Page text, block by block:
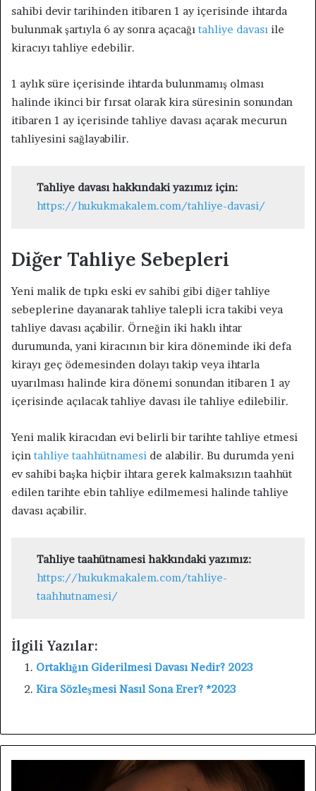
sahibi devir tarihinden itibaren 1 ay içerisinde ihtarda
bulunmak şartıyla 6 ay sonra açacağı tahliye davası ile
kiracıyı tahliye edebilir.
1 aylık süre içerisinde ihtarda bulunmamış olması
halinde ikinci bir fırsat olarak kira süresinin sonundan
itibaren 1 ay içerisinde tahliye davası açarak mecurun
tahliyesini sağlayabilir.
Tahliye davası hakkındaki yazımız için:
https://hukukmakalem.com/tahliye-davasi/
Diğer Tahliye Sebepleri
Yeni malik de tıpkı eski ev sahibi gibi diğer tahliye
sebeplerine dayanarak tahliye talepli icra takibi veya
tahliye davası açabilir. Örneğin iki haklı ihtar
durumunda, yani kiracının bir kira döneminde iki defa
kirayı geç ödemesinden dolayı takip veya ihtarla
uyarılması halinde kira dönemi sonundan itibaren 1 ay
içerisinde açılacak tahliye davası ile tahliye edilebilir.
Yeni malik kiracıdan evi belirli bir tarihte tahliye etmesi
için tahliye taahhütnamesi de alabilir. Bu durumda yeni
ev sahibi başka hiçbir ihtara gerek kalmaksızın taahhüt
edilen tarihte ebin tahliye edilmemesi halinde tahliye
davası açabilir.
Tahliye taahütnamesi hakkındaki yazımız:
https://hukukmakalem.com/tahliye-
taahhutnamesi/
İlgili Yazılar:
Ortaklığın Giderilmesi Davası Nedir? 2023
Kira Sözleşmesi Nasıl Sona Erer? *2023